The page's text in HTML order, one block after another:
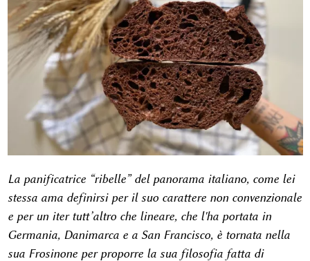
La panificatrice “ribelle” del panorama italiano, come lei
stessa ama definirsi per il suo carattere non convenzionale
e per un iter tutt’altro che lineare, che l'ha portata in
Germania, Danimarca e a San Francisco, è tornata nella
sua Frosinone per proporre la sua filosofia fatta di